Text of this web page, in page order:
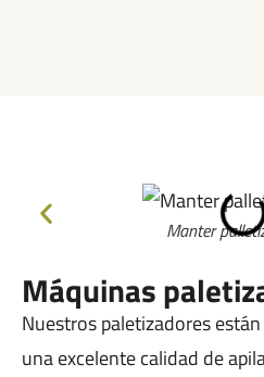
Máquinas
Nuestros paletizadores
una excelente calidad de
Manter